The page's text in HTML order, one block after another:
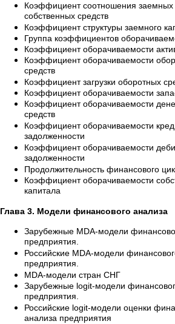
Коэффициент соотношения заемных
собственных средств
Коэффициент структуры заемного
Группа коэффициентов
Коэффициент оборачиваемости
Коэффициент оборачиваемости
средств
Коэффициент загрузки оборотных
Коэффициент оборачиваемости
Коэффициент оборачиваемости
средств
Коэффициент оборачиваемости
задолженности
Коэффициент оборачиваемости
задолженности
Продолжительность финансового
Коэффициент оборачиваемости
капитала
Глава 3. Модели финансового анализа
Зарубежные MDA-модели
предприятия.
Российские MDA-модели
предприятия.
MDA-модели стран СНГ
Зарубежные logit-модели
предприятия.
Российские logit-модели оценки
анализа предприятия